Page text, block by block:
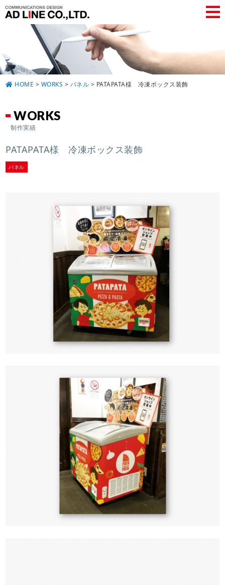
HOME > WORKS > パネル > PATAPATA様 冷凍ボックス装飾
WORKS
制作実績
PATAPATA様 冷凍ボックス装飾
パネル